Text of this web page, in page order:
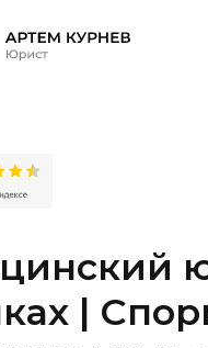
юрист
и защита
в Химках:
качество лечения,